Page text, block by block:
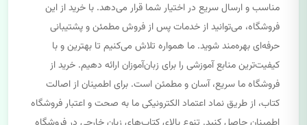
مناسب و ارسال سریع در اختیار شما قرار می‌دهد. با خرید از این
فروشگاه، می‌توانید از خدمات پس از فروش مطمئن و پشتیبانی
حرفه‌ای بهره‌مند شوید. ما همواره تلاش می‌کنیم تا بهترین و با
کیفیت‌ترین منابع آموزشی را برای زبان‌آموزان ارائه دهیم. خرید از
فروشگاه ما سریع، آسان و مطمئن است. برای اطمینان از اصالت
کتاب، از طریق نماد اعتماد الکترونیکی ما به صحت و اعتبار فروشگاه